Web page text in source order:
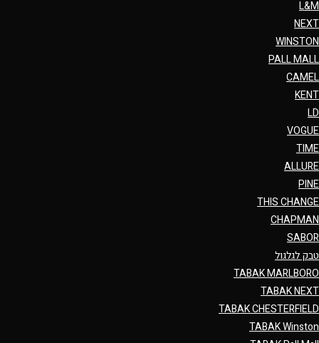
L&M
NEXT
WINSTON
PALL MALL
CAMEL
KENT
LD
VOGUE
TIME
ALLURE
PINE
THIS CHANGE
CHAPMAN
SABOR
טבק לגלגול
TABAK MARLBORO
TABAK NEXT
TABAK CHESTERFIELD
TABAK Winston